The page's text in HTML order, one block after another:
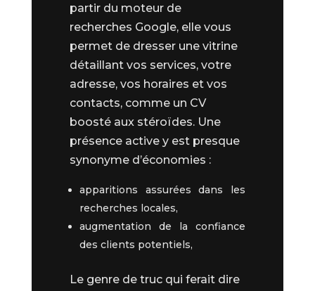
partir du moteur de
recherches Google, elle vous
permet de dresser une vitrine
détaillant vos services, votre
adresse, vos horaires et vos
contacts, comme un CV
boosté aux stéroïdes. Une
présence active y est presque
synonyme d’économies :
apparitions assurées dans les
recherches locales,
augmentation de la confiance
des clients potentiels,
Le genre de truc qui ferait dire